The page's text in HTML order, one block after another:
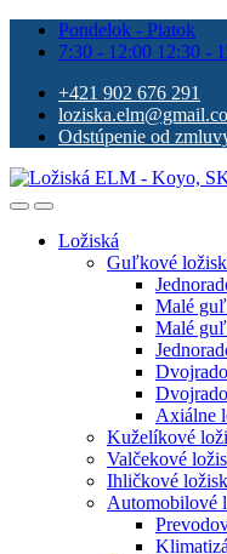
Pondelok - Piatok
7:30 - 12:00 12:30 -
+421 902 676 291
Odstúpenie od
Ložiská
Guľkové
Malé
Malé
Axiálne
Kuželíkové
Valčekové
Ihličkové
Automobilové